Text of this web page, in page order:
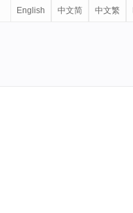
English 中文简 中文繁